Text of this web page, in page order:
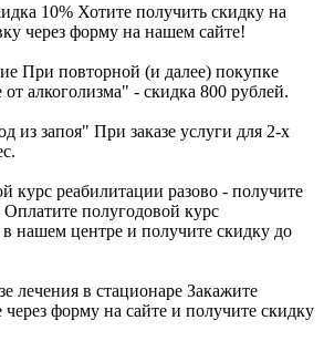
10% Хотите получить скидку на
через форму на нашем сайте!
При повторной (и далее) покупке
алкоголизма" - скидка 800 рублей.
из запоя" При заказе услуги для 2-х
курс реабилитации разово - получите
Оплатите полугодовой курс
нашем центре и получите скидку до
лечения в стационаре Закажите
через форму на сайте и получите скидку